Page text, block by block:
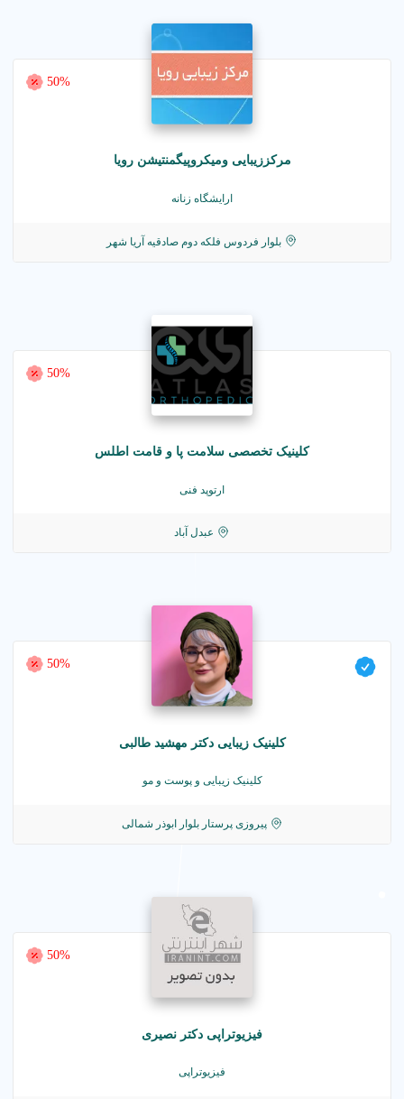
50%
مرکززیبایی ومیکروپیگمنتیشن رویا
ارایشگاه زنانه
بلوار فردوس فلکه دوم صادقیه آریا شهر
50%
کلینیک تخصصی سلامت پا و قامت اطلس
ارتوپد فنی
عبدل آباد
50%
کلینیک زیبایی دکتر مهشید طالبی
کلینیک زیبایی و پوست و مو
پیروزی پرستار بلوار ابوذر شمالی
50%
فیزیوتراپی دکتر نصیری
فیزیوتراپی